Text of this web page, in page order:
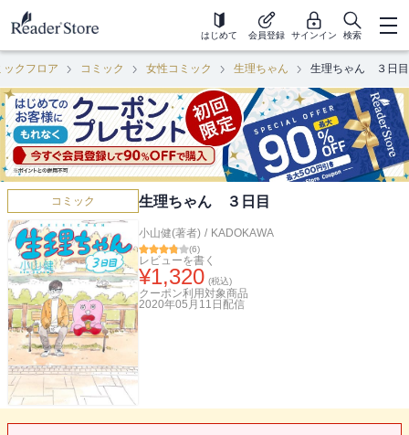
はじめて 会員登録 サインイン 検索
ックフロア コミック 女性コミック 生理ちゃん 生理ちゃん ３日目
コミック 生理ちゃん ３日目
小山健(著者) / KADOKAWA
(6)
レビューを書く
¥1,320 (税込)
クーポン利用対象商品
2020年05月11日 配信